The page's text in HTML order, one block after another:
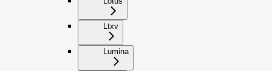
Ltxv
Lumina